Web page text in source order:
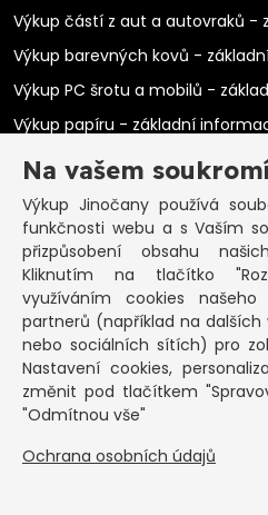
Výkup částí z aut a autovraků -
Výkup barevných kovů -
Výkup PC šrotu a mobilů -
Výkup papíru - základní
Výkup elektromotorů - základní
PRAKTICKÉ INFORMACE
Pozastavená živnost
Co vykoupíme na občanku?
Podmínky výkupu
Formuláře ke stažení
SEPNO - návod
Ochrana osobních údajů a
KONTAKT
Na vašem
Výkup Jinočany používá
funkčnosti webu a s Vaším
přizpůsobení obsahu
Kliknutím na tlačítko
využíváním cookies
partnerů (například na
nebo sociálních sítích) pro
Nastavení cookies,
změnit pod tlačítkem
"Odmítnou vše"
Ochrana osobních údajů